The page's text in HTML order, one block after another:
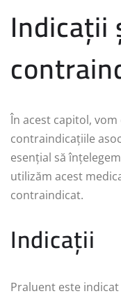
Indicații
În acest capitol,
contraindicațiile
esențial să
utilizăm acest
contraindicat.
Indicații
Praluent este